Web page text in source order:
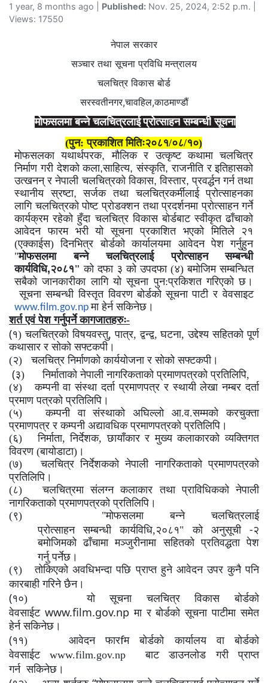
1 year, 8 months ago | Published: Nov. 25, 2024, 2:52 p.m. |
Views: 17550
नेपाल सरकार
सञ्चार तथा सूचना प्रविधि मन्त्रालय
चलचित्र विकास बोर्ड
सरस्वतीनगर,चावहिल,काठमाण्डौं
मोफसलमा बन्ने चलचित्रलाई प्रोत्साहन सम्बन्धी सूचना
(पुन: प्रकाशित मितिः२०८१/०८/१०)
मोफसलका यथार्थपरक,मौलिक र उत्कृष्ट कथामा चलचित्र
निर्माण गरी देशको कला,साहित्य,संस्कृति,राजनीति र इतिहासको
उत्खनन् र नेपाली चलचित्रको विकास,विस्तार,प्रवर्द्धन गर्न तथा
स्थानीय स्रष्टा,सर्जक तथा चलचित्रकर्मीलाई प्रोत्साहनका
लागि चलचित्रको पोष्ट प्रोडक्शन तथा प्रदर्शनमा प्रोत्साहन गर्ने
कार्यक्रम रहेको हुँदा चलचित्र विकास बोर्डबाट स्वीकृत ढाँचाको
आवेदन फारम भरी यो सूचना प्रकाशित भएको मितिले २१
(एक्काईस) दिनभित्र बोर्डको कार्यालयमा आवेदन पेश गर्नुहुन
"मोफसलमा बन्ने चलचित्रलाई प्रोत्साहन सम्बन्धी
कार्यविधि,२०८१" को दफा ३ को उपदफा (४) बमोजिम सम्बन्धित
सबैको जानकारीका लागि यो सूचना पुन:प्रकिशतगरिएको छ।
सूचना सम्बन्धी विस्तृत विवरण बोर्डको सूचना पाटी र वेवसाइट
www.film.gov.np मा हेर्न सकिनेछ।
शर्त एवं पेश गर्नुपर्ने कागजातहरुः-
(१) चलचित्रको विषयवस्तु, पात्र, द्वन्द्व, घटना, उद्देश्य सहितको पूर्ण
कथासार र सोको सफ्टकपी।
(२) चलचित्र निर्माणको कार्ययोजना र सोको सफ्टकपी।
(३)
निर्माताको नेपाली नागरिकताको प्रमाणपत्रको प्रतिलिपि,
(४) कम्पनी वा संस्था दर्ता प्रमाणपत्र र स्थायी लेखा नम्बर दर्ता
प्रमाण पत्रको प्रतिलिपि।
(५) कम्पनी वा संस्थाको अघिल्लो आ.व.सम्मको करचुक्ता
प्रमाणपत्र र कम्पनी अद्यावधिक प्रमाणपत्रको प्रतिलिपि।
(६)
निर्माता, निर्देशक, छायाँकार र मुख्य कलाकारको व्यक्तिगत
विवरण (बायोडाटा)।
(७)
चलचित्र निर्देशकको नेपाली नागरिकताको प्रमाणपत्रको
प्रतिलिपि।
(८)
चलचित्रमा संलग्न कलाकार तथा प्राविधिकको नेपाली
नागरिकताको प्रमाणपत्रको प्रतिलिपि।
(९) "मोफसलमा बन्ने चलचित्रलाई
प्रोत्साहन
सम्बन्धी कार्यविधि,२०८१" को अनुसूची -२
बमोजिमको ढाँचामा मञ्जुरीनामा सहितको प्रतिवद्धता पेश
गर्नु पर्नेछ।
(९) तोकिएको अवधिभन्दा पछि प्राप्त हुने आवेदन उपर कुनै पनि
कारबाही गरिने छैन।
(१०)
यो सूचना चलचित्र विकास बोर्डको
वेवसाईट www.film.gov.np मा र बोर्डको सूचना पाटीमा समेत
हेर्न सकिनेछ।
(११) आवेदन फारfम बोर्डको कार्यालय वा बोर्डको
वेवसाईट
www.film.gov.np
बाट डाउनलोड गरी प्राप्त
गर्न सकिनेछ।